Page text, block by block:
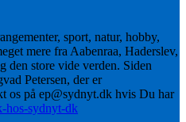
sport, natur, hobby,
mere fra Aabenraa, Haderslev,
den store vide verden. Siden
Petersen, der er
os på ep@sydnyt.dk hvis Du har
hos-sydnyt-dk